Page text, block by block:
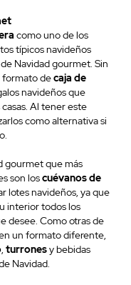
como uno de los
típicos navideños
Navidad gourmet. Sin
formato decaja de
navideños que
Al tener este
como alternativa si
gourmet que más
son loscuévanos de
lotes navideños, ya que
interior todos los
desee. Como otras de
un formato diferente,
, turronesy bebidas
Navidad.